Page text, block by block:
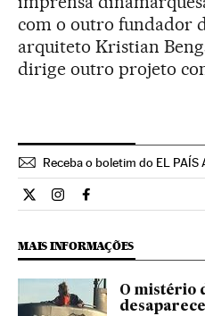
com o outro fundador
arquiteto Kristian
dirige outro projeto
Receba o boletim do EL PAÍS
Internacional El País Brasil
Internacional El País
Internacional El
MAIS INFORMAÇÕES
O mistério